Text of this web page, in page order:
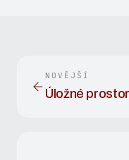
NOVĚJŠÍ
Úložné